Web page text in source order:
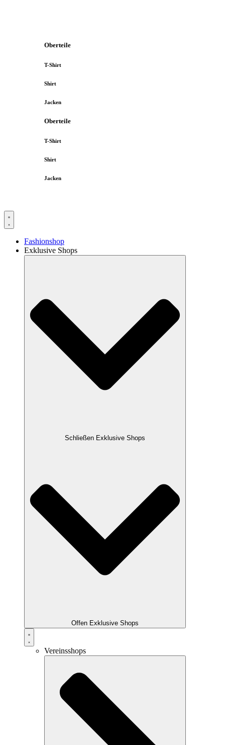
Oberteile
T-Shirt
Shirt
Jacken
Oberteile
T-Shirt
Shirt
Jacken
Fashionshop
Exklusive Shops
Schließen Exklusive Shops
Offen Exklusive Shops
Vereinsshops